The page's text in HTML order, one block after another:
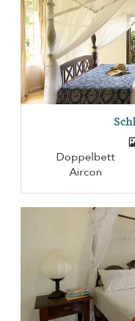
Doppelbett
Aircon